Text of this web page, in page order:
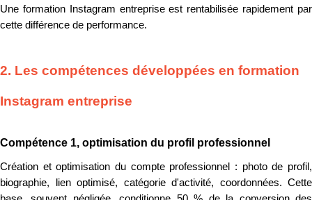
Une formation Instagram entreprise est rentabilisée rapidement par
cette différence de performance.
2. Les compétences développées en formation
Instagram entreprise
Compétence 1, optimisation du profil professionnel
Création et optimisation du compte professionnel : photo de profil,
biographie, lien optimisé, catégorie d'activité, coordonnées. Cette